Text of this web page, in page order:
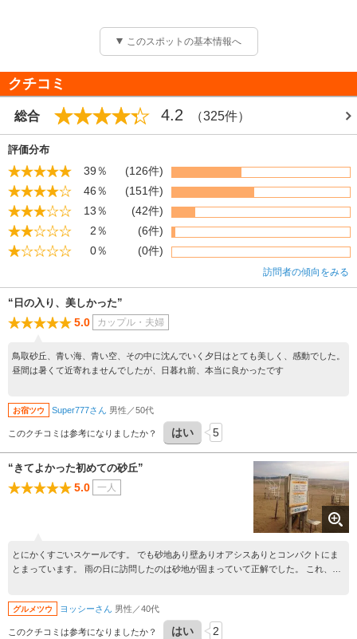
このスポットの基本情報へ
クチコミ
総合 4.2 （325件）
評価分布
39％
(126件)
46％
(151件)
13％
(42件)
2％
(6件)
0％
(0件)
訪問者の傾向をみる
“日の入り、美しかった”
5.0 カップル・夫婦
鳥取砂丘、青い海、青い空、その中に沈んでいく夕日はとても美しく、感動でした。
昼間は暑くて近寄れませんでしたが、日暮れ前、本当に良かったです
お宿ツウ Super777さん 男性／50代
このクチコミは参考になりましたか？ はい 5
“きてよかった初めての砂丘”
5.0 一人
とにかくすごいスケールです。 でも砂地あり壁ありオアシスありとコンパクトにま
とまっています。 雨の日に訪問したのは砂地が固まっていて正解でした。 これ、乾
グルメツウ ヨッシーさん 男性／40代
このクチコミは参考になりましたか？ はい 2